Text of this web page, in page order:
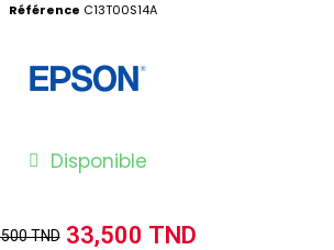
Référence C13T00S14A
Disponible
TND 33,500 TND